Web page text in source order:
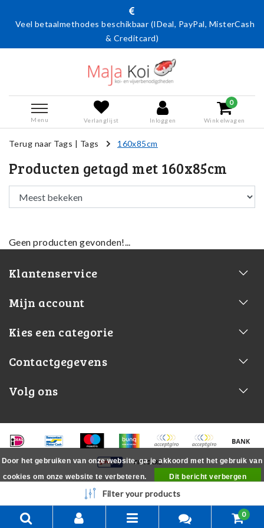
Veel betaalmethodes beschikbaar (IDeal, PayPal, MisterCash
& Creditcard)
Menu Verlanglijst Inloggen
0
Winkelwagen
Terug naar Tags | Tags 160x85cm
Producten getagd met 160x85cm
Geen producten gevonden!...
Klantenservice
Mijn account
Kies een categorie
Contactgegevens
Volg ons
Filter your products
0
Door het gebruiken van onze website, ga je akkoord met het gebruik van
cookies om onze website te verbeteren.
Dit bericht verbergen
Meer over cookies »